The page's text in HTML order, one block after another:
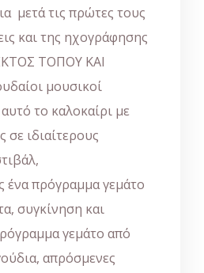
μετά τις πρώτες τους
και της ηχογράφησης
ΤΟΠΟΥ ΚΑΙ
μουσικοί
το καλοκαίρι με
σε ιδιαίτερους
ένα πρόγραμμα γεμάτο
συγκίνηση και
γεμάτο από
απρόσμενες